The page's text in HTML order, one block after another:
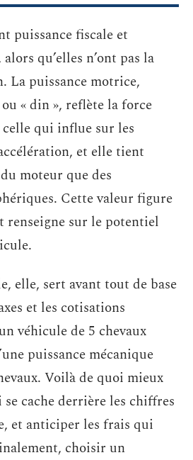
puissance fiscale et
qu’elles n’ont pas la
La puissance motrice,
« din », reflète la force
qui influe sur les
et elle tient
moteur que des
Cette valeur figure
renseigne sur le potentiel
elle, sert avant tout de base
et les cotisations
véhicule de 5 chevaux
puissance mécanique
Voilà de quoi mieux
cache derrière les chiffres
et anticiper les frais qui
choisir un